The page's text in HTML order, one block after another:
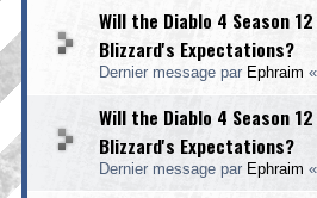
Will the Diablo 4 Season
Blizzard's Expectations?
Dernier message par Ephraim «
Will the Diablo 4 Season
Blizzard's Expectations?
Dernier message par Ephraim «